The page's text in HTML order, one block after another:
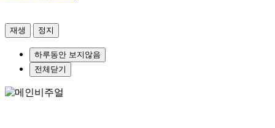
재생 정지
하루동안 보지않음
전체닫기